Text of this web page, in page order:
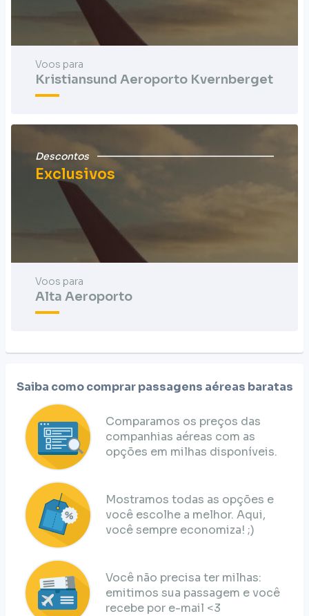
Voos para
Kristiansund Aeroporto Kvernberget
Descontos
Exclusivos
Voos para
Alta Aeroporto
Saiba como comprar passagens aéreas baratas
Comparamos os preços das
companhias aéreas com as
opções em milhas disponíveis.
Mostramos todas as opções e
você escolhe a melhor. Aqui,
você sempre economiza! ;)
Você não precisa ter milhas:
emitimos sua passagem e você
recebe por e-mail <3